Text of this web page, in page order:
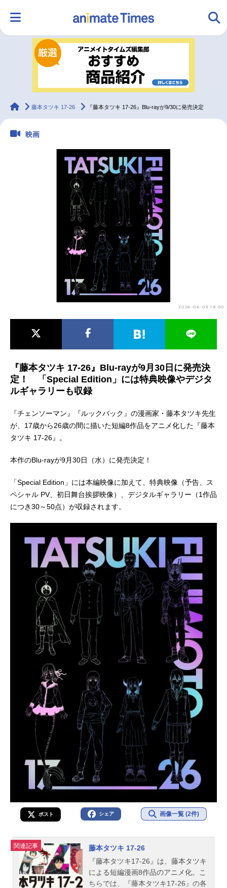
ランキング アニメ
ラジオ みんなの声
配信・Vtuber トレンド
声優記事一覧
実写化映画一覧
今期アニメ曜日別一覧
夏アニメ
男性声優/女性声優一覧
animateTimes
藤本タツキ 17-26 『藤本タツキ 17-26』Blu-rayが9/30に発売決定
映画
2026-06-03 18:00
『藤本タツキ 17-26』Blu-rayが9月30日に発売決
定！ 「Special Edition」には特典映像やデジタ
ルギャラリーも収録
『チェンソーマン』『ルックバック』の漫画家・藤本タツキ先生
が、17歳から26歳の間に描いた短編8作品をアニメ化した『藤本
タツキ 17-26』。
本作のBlu-rayが9月30日（水）に発売決定！
「Special Edition」には本編映像に加えて、特典映像（予告、ス
ペシャル PV、初日舞台挨拶映像）、デジタルギャラリー（1作品
につき30～50点）が収録されます。
ポスト シェア 画像一覧 (2件)
関連記事
藤本タツキ 17-26
『藤本タツキ17-26』は、藤本タツキ
による短編漫画8作品のアニメ化。こ
ちらでは、『藤本タツキ17-26』の各